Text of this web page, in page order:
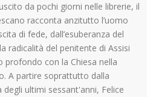
da pochi giorni nelle librerie, il
racconta anzitutto l’uomo
di fede, dall’esuberanza del
radicalità del penitente di Assisi
profondo con la Chiesa nella
A partire soprattutto dalla
ultimi sessant'anni, Felice